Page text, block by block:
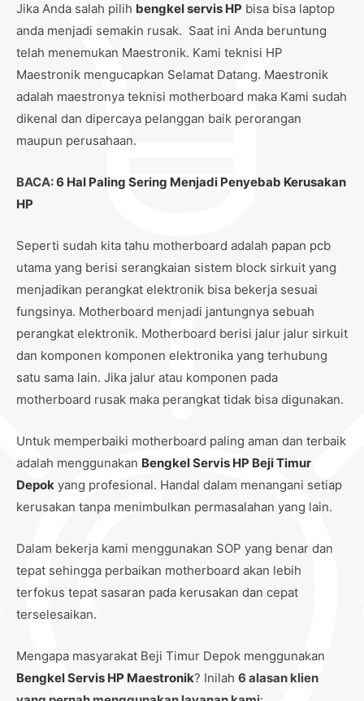
Jika Anda salah pilih bengkel servis HP bisa bisa laptop
anda menjadi semakin rusak. Saat ini Anda beruntung
telah menemukan Maestronik. Kami teknisi HP
Maestronik mengucapkan Selamat Datang. Maestronik
adalah maestronya teknisi motherboard maka Kami sudah
dikenal dan dipercaya pelanggan baik perorangan
maupun perusahaan.
BACA:6 Hal Paling Sering Menjadi Penyebab Kerusakan
HP
Seperti sudah kita tahu motherboard adalah papan pcb
utama yang berisi serangkaian sistem block sirkuit yang
menjadikan perangkat elektronik bisa bekerja sesuai
fungsinya. Motherboard menjadi jantungnya sebuah
perangkat elektronik. Motherboard berisi jalur jalur sirkuit
dan komponen komponen elektronika yang terhubung
satu sama lain. Jika jalur atau komponen pada
motherboard rusak maka perangkat tidak bisa digunakan.
Untuk memperbaiki motherboard paling aman dan terbaik
adalah menggunakan Bengkel Servis HP Beji Timur
Depok yang profesional. Handal dalam menangani setiap
kerusakan tanpa menimbulkan permasalahan yang lain.
Dalam bekerja kami menggunakan SOP yang benar dan
tepat sehingga perbaikan motherboard akan lebih
terfokus tepat sasaran pada kerusakan dan cepat
terselesaikan.
Mengapa masyarakat Beji Timur Depok menggunakan
Bengkel Servis HP Maestronik? Inilah 6 alasan klien